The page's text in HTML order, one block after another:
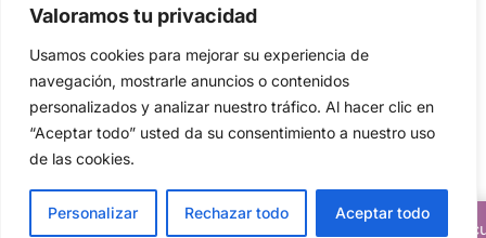
Valoramos tu privacidad
Usamos cookies para mejorar su experiencia de
navegación, mostrarle anuncios o contenidos
personalizados y analizar nuestro tráfico. Al hacer clic en
“Aceptar todo” usted da su consentimiento a nuestro uso
de las cookies.
Personalizar Rechazar todo Aceptar todo
Descuentos del 20% en todos nuestros